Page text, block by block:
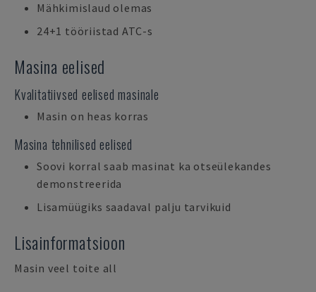
Mähkimislaud olemas
24+1 tööriistad ATC-s
Masina eelised
Kvalitatiivsed eelised masinale
Masin on heas korras
Masina tehnilised eelised
Soovi korral saab masinat ka otseülekandes
demonstreerida
Lisamüügiks saadaval palju tarvikuid
Lisainformatsioon
Masin veel toite all